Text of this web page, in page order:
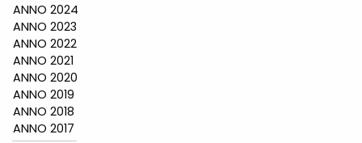
ANNO 2024
ANNO 2023
ANNO 2022
ANNO 2021
ANNO 2020
ANNO 2019
ANNO 2018
ANNO 2017